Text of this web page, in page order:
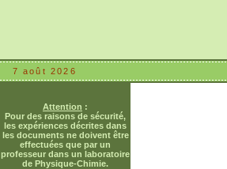
7 août 2026
Attention :
Pour des raisons de sécurité,
les expériences décrites dans
les documents ne doivent être
effectuées que par un
professeur dans un laboratoire
de Physique-Chimie.